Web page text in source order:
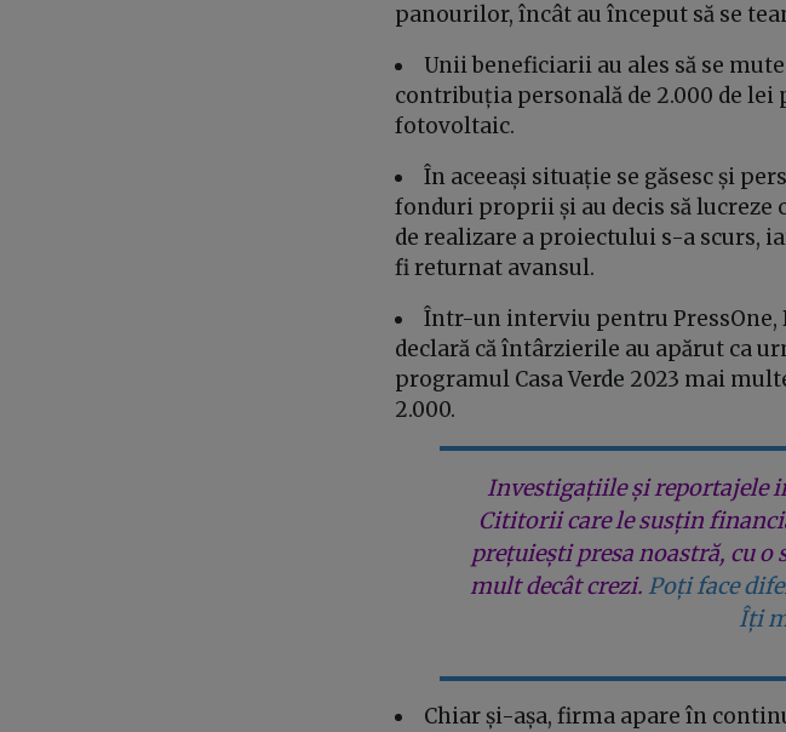
panourilor, încât au început să se
Unii beneficiarii au ales să se
contribuția personală de 2.000 de
fotovoltaic.
În aceeași situație se găsesc și
fonduri proprii și au decis să lucreze
de realizare a proiectului s-a scurs,
fi returnat avansul.
Într-un interviu pentru PressOne,
declară că întârzierile au apărut ca
programul Casa Verde 2023 mai
2.000.
Investigațiile și reportajele
Cititorii care le susțin
prețuiești presa noastră, cu
mult decât crezi. Poți face
Îți
Chiar și-așa, firma apare în